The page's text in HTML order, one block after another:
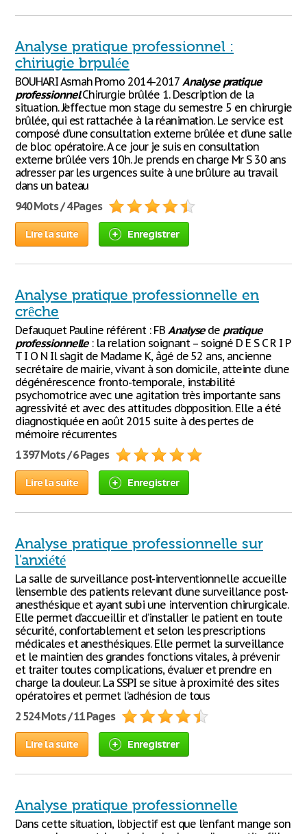
Analyse pratique professionnel :
chiriugie brpulée
BOUHARI Asmah Promo 2014-2017 Analyse pratique
professionnelChirurgie brûlée 1. Description de la
situation. J’effectue mon stage du semestre 5 en chirurgie
brûlée, qui est rattachée à la réanimation. Le service est
composé d’une consultation externe brûlée et d’une salle
de bloc opératoire. A ce jour je suis en consultation
externe brûlée vers 10h. Je prends en charge Mr S 30 ans
adresser par les urgences suite à une brûlure au travail
dans un bateau
940 Mots / 4 Pages
Lire la suite Enregistrer
Analyse pratique professionnelle en
crêche
Defauquet Pauline référent : FB Analysede pratique
professionnelle: la relation soignant – soigné D E S C R I P
T I O N Il s’agit de Madame K, âgé de 52 ans, ancienne
secrétaire de mairie, vivant à son domicile, atteinte d’une
dégénérescence fronto-temporale, instabilité
psychomotrice avec une agitation très importante sans
agressivité et avec des attitudes d’opposition. Elle a été
diagnostiquée en août 2015 suite à des pertes de
mémoire récurrentes
1 397 Mots / 6 Pages
Lire la suite Enregistrer
Analyse pratique professionnelle sur
l'anxiété
La salle de surveillance post-interventionnelle accueille
l’ensemble des patients relevant d’une surveillance post-
anesthésique et ayant subi une intervention chirurgicale.
Elle permet d’accueillir et d’installer le patient en toute
sécurité, confortablement et selon les prescriptions
médicales et anesthésiques. Elle permet la surveillance
et le maintien des grandes fonctions vitales, à prévenir
et traiter toutes complications, évaluer et prendre en
charge la douleur. La SSPI se situe à proximité des sites
opératoires et permet l’adhésion de tous
2 524 Mots / 11 Pages
Lire la suite Enregistrer
Analyse pratique professionnelle
Dans cette situation, l’objectif est que l’enfant mange son